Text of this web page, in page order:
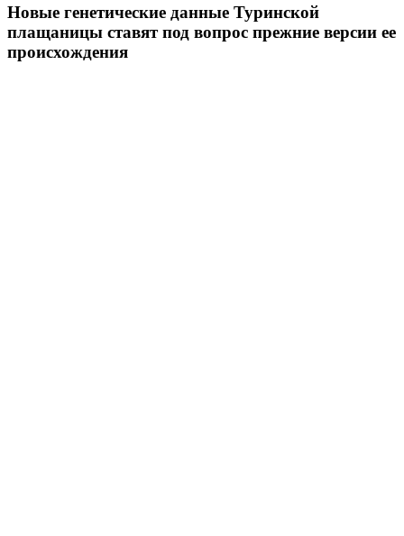
Новые генетические данные Туринской
плащаницы ставят под вопрос прежние версии ее
происхождения